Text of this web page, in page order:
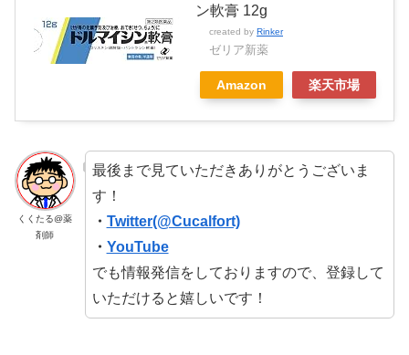
ン軟膏 12g
created by Rinker
ゼリア新薬
Amazon 楽天市場
くくたる@薬
剤師
最後まで見ていただきありがとうございま
す！
・ Twitter(@Cucalfort)
・ YouTube
でも情報発信をしておりますので、登録して
いただけると嬉しいです！